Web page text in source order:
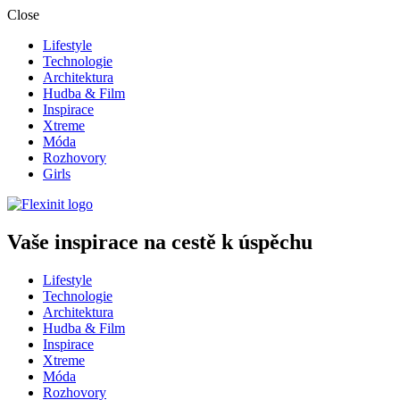
Close
Lifestyle
Technologie
Architektura
Hudba & Film
Inspirace
Xtreme
Móda
Rozhovory
Girls
Vaše inspirace na cestě k úspěchu
Lifestyle
Technologie
Architektura
Hudba & Film
Inspirace
Xtreme
Móda
Rozhovory